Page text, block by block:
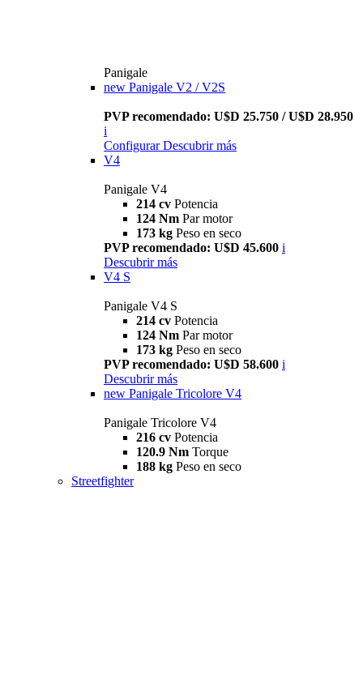
Panigale
new Panigale V2 / V2S
PVP recomendado: U$D 25.750 / U$D 28.950
i
Configurar Descubrir más
V4
Panigale V4
214 cv Potencia
124 Nm Par motor
173 kg Peso en seco
PVP recomendado: U$D 45.600 i
Descubrir más
V4 S
Panigale V4 S
214 cv Potencia
124 Nm Par motor
173 kg Peso en seco
PVP recomendado: U$D 58.600 i
Descubrir más
new Panigale Tricolore V4
Panigale Tricolore V4
216 cv Potencia
120.9 Nm Torque
188 kg Peso en seco
Streetfighter